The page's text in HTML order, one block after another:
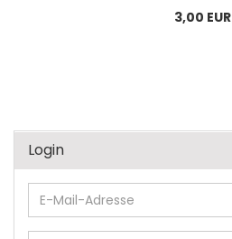
3,00 EUR
Login
E-
Mail-